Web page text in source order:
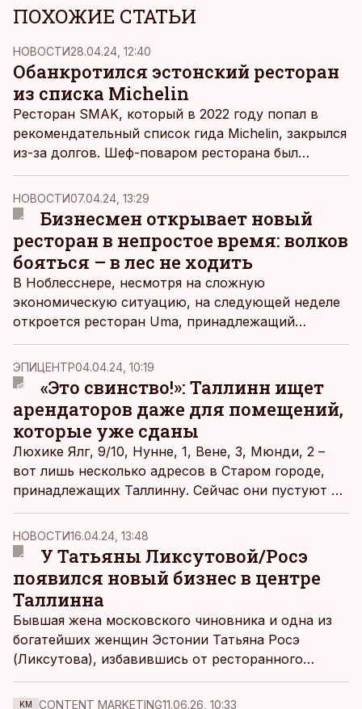
ПОХОЖИЕ СТАТЬИ
НОВОСТИ28.04.24, 12:40
Обанкротился эстонский ресторан
из списка Michelin
Ресторан SMAK, который в 2022 году попал в
рекомендательный список гида Michelin, закрылся
из-за долгов. Шеф-поваром ресторана был
Дмитрий Рооз, пишетÄrileht.
НОВОСТИ07.04.24, 13:29
Бизнесмен открывает новый
ресторан в непростое время: волков
бояться – в лес не ходить
В Ноблесснере, несмотря на сложную
экономическую ситуацию, на следующей неделе
откроется ресторан Uma, принадлежащий
опытным бизнесменам Кристьяну Пеяске и Янно
Лепику.
ЭПИЦЕНТР04.04.24, 10:19
«Это свинство!»: Таллинн ищет
арендаторов даже для помещений,
которые уже сданы
Люхике Ялг, 9/10, Нунне, 1, Вене, 3, Мюнди, 2 –
вот лишь несколько адресов в Старом городе,
принадлежащих Таллинну. Сейчас они пустуют и
выбирают арендатора через аукционы. В одном
помещении, которое выставила на торги столица,
есть действующий арендатор.
НОВОСТИ16.04.24, 13:48
У Татьяны Ликсутовой/Росэ
появился новый бизнес в центре
Таллинна
Бывшая жена московского чиновника и одна из
богатейших женщин Эстонии Татьяна Росэ
(Ликсутова), избавившись от ресторанного
бизнеса, открыла новый, неподалеку от Gianni.
KM CONTENT MARKETING11.06.26, 10:33